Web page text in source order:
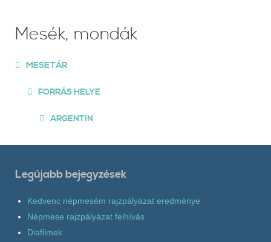
Mesék, mondák
MESETÁR
FORRÁS HELYE
ARGENTIN
Legújabb bejegyzések
Kedvenc népmesém rajzpályázat eredménye
Népmese rajzpályázat felhívás
Diafilmek